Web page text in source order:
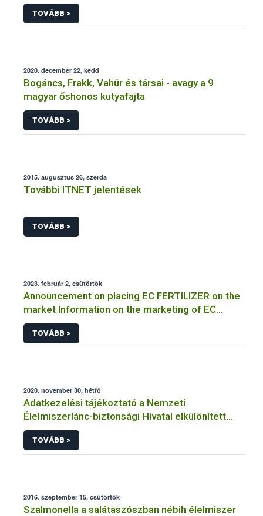
Hivatal tevékenységéhez kötődő érintetti jogok
gyakorlásával összefüggő adatkezeléseihez
TOVÁBB >
2020. december 22, kedd
Bogáncs, Frakk, Vahúr és társai - avagy a 9
magyar őshonos kutyafajta
TOVÁBB >
2015. augusztus 26, szerda
További ITNET jelentések
TOVÁBB >
2023. február 2, csütörtök
Announcement on placing EC FERTILIZER on the
market Information on the marketing of EC
FERTILIZER and the application for a certificate
TOVÁBB >
2020. november 30, hétfő
Adatkezelési tájékoztató a Nemzeti
Élelmiszerlánc-biztonsági Hivatal elkülönített
visszaélés-bejelentési rendszerhez kapcsolódó
adatkezeléséhez
TOVÁBB >
2016. szeptember 15, csütörtök
Szalmonella a salátaszószban nébih élelmiszer